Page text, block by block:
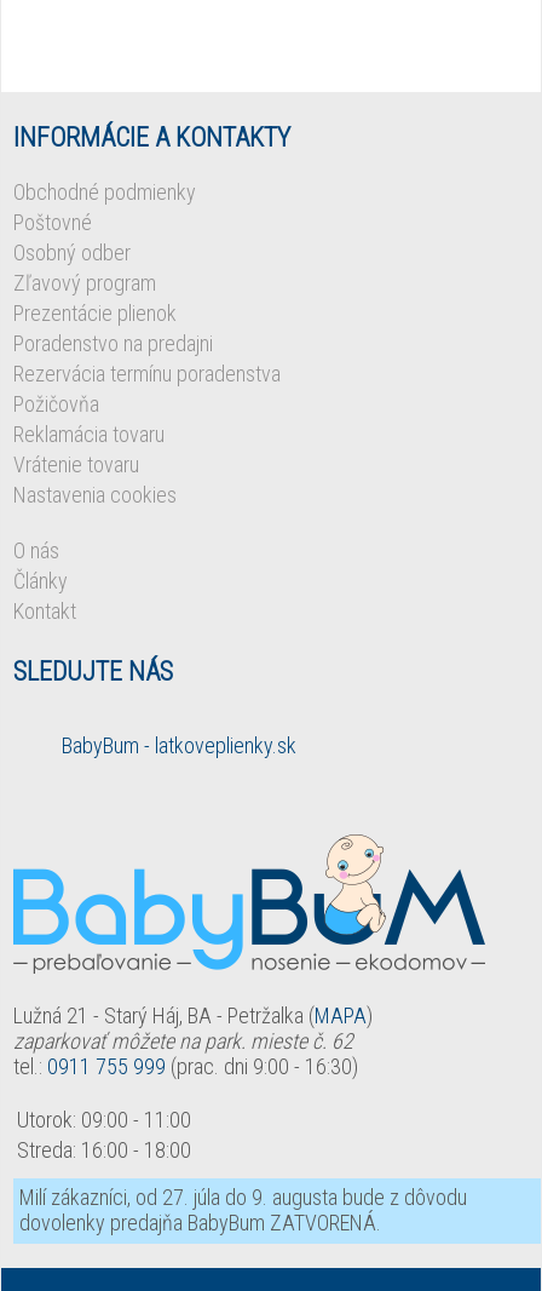
INFORMÁCIE A KONTAKTY
Obchodné podmienky
Poštovné
Osobný odber
Zľavový program
Prezentácie plienok
Poradenstvo na predajni
Rezervácia termínu poradenstva
Požičovňa
Reklamácia tovaru
Vrátenie tovaru
Nastavenia cookies
O nás
Články
Kontakt
SLEDUJTE NÁS
BabyBum - latkoveplienky.sk
Lužná 21 - Starý Háj, BA - Petržalka (MAPA)
zaparkovať môžete na park. mieste č. 62
tel.: 0911 755 999 (prac. dni 9:00 - 16:30)
Utorok: 09:00 - 11:00
Streda: 16:00 - 18:00
Milí zákazníci, od 27. júla do 9. augusta bude z dôvodu
dovolenky predajňa BabyBum ZATVORENÁ.